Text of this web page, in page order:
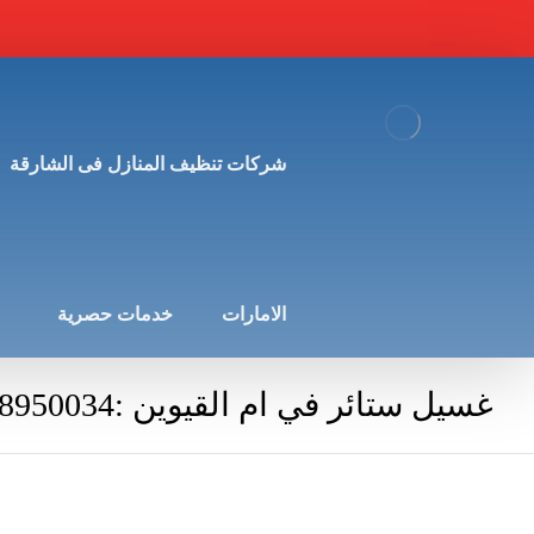
شركات تنظيف المنازل فى الشارقة
الامارات خدمات حصرية
غسيل ستائر في ام القيوين :0568950034